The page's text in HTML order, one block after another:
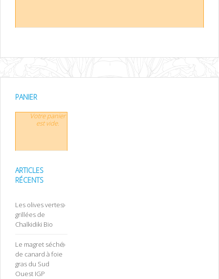
PANIER
Votre panier
est vide.
ARTICLES
RÉCENTS
Les olives vertes
grillées de
Chalkidiki Bio
Le magret séché
de canard à foie
gras du Sud
Ouest IGP